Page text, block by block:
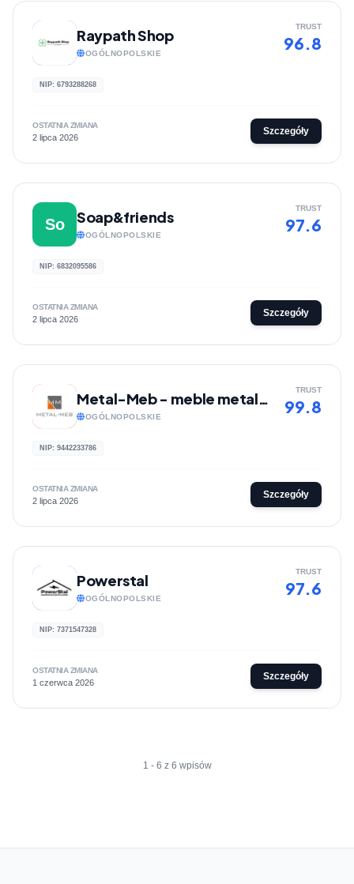
Raypath Shop
OGÓLNOPOLSKIE
TRUST
96.8
NIP: 6793288268
OSTATNIA ZMIANA
2 lipca 2026
Szczegóły
So Soap&friends
OGÓLNOPOLSKIE
TRUST
97.6
NIP: 6832095586
OSTATNIA ZMIANA
2 lipca 2026
Szczegóły
Metal-Meb - meble metalowe
OGÓLNOPOLSKIE
TRUST
99.8
NIP: 9442233786
OSTATNIA ZMIANA
2 lipca 2026
Szczegóły
Powerstal
OGÓLNOPOLSKIE
TRUST
97.6
NIP: 7371547328
OSTATNIA ZMIANA
1 czerwca 2026
Szczegóły
1 - 6 z 6 wpisów